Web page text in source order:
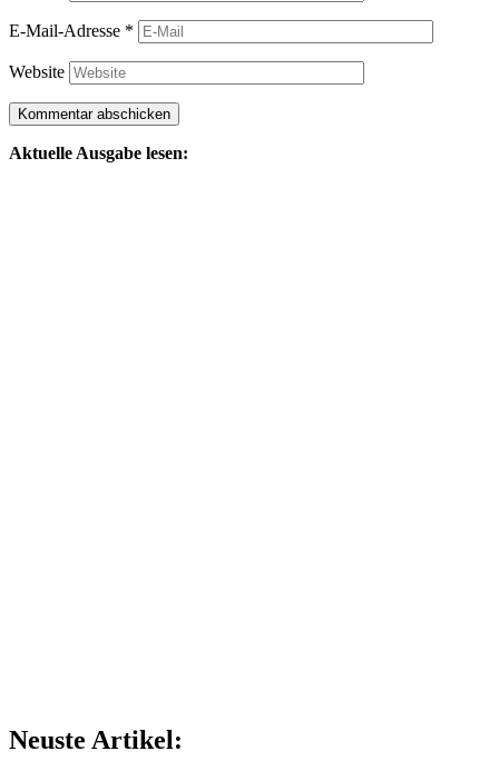
E-Mail-Adresse *
Website
Aktuelle Ausgabe lesen:
Neuste Artikel: